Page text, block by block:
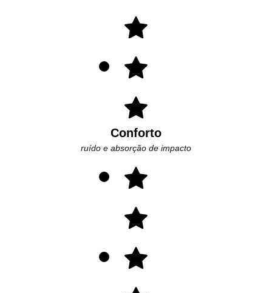
Conforto
ruído e absorção de impacto